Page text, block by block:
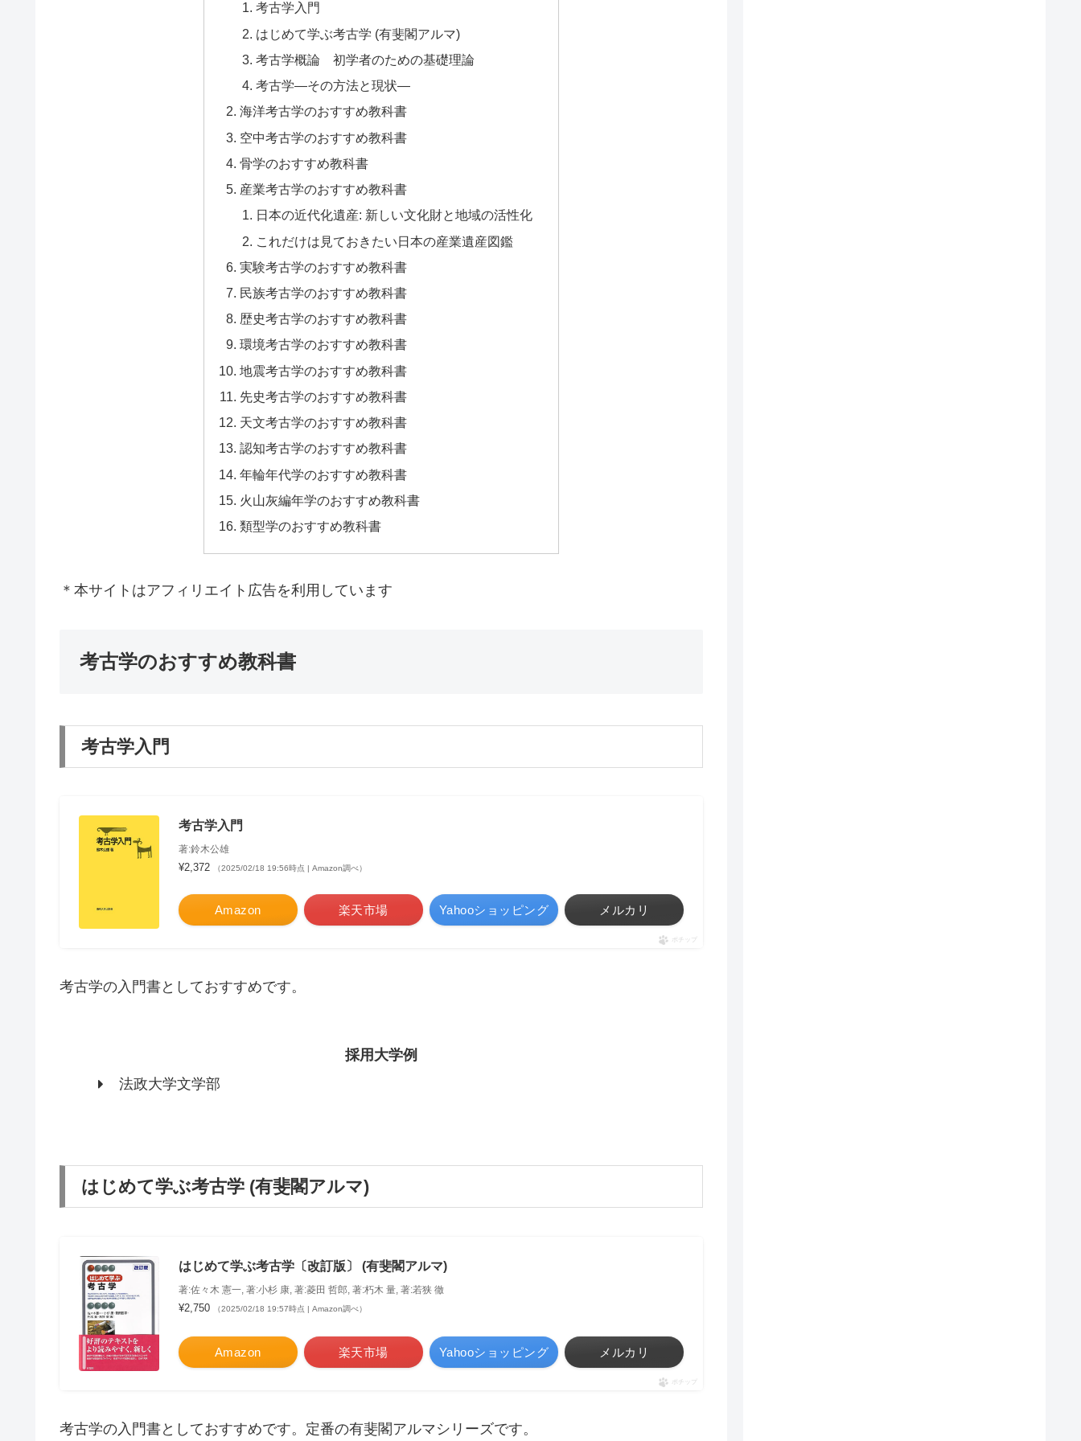
考古学入門
はじめて学ぶ考古学 (有斐閣アルマ)
考古学概論 初学者のための基礎理論
考古学―その方法と現状―
海洋考古学のおすすめ教科書
空中考古学のおすすめ教科書
骨学のおすすめ教科書
産業考古学のおすすめ教科書
日本の近代化遺産: 新しい文化財と地域の活性化
これだけは見ておきたい日本の産業遺産図鑑
実験考古学のおすすめ教科書
民族考古学のおすすめ教科書
歴史考古学のおすすめ教科書
環境考古学のおすすめ教科書
地震考古学のおすすめ教科書
先史考古学のおすすめ教科書
天文考古学のおすすめ教科書
認知考古学のおすすめ教科書
年輪年代学のおすすめ教科書
火山灰編年学のおすすめ教科書
類型学のおすすめ教科書
＊本サイトはアフィリエイト広告を利用しています
考古学のおすすめ教科書
考古学入門
考古学入門
著:鈴木公雄
¥2,372 （2025/02/18 19:56時点 | Amazon調べ）
Amazon 楽天市場 Yahooショッピング メルカリ
ポチップ
考古学の入門書としておすすめです。
採用大学例
法政大学文学部
はじめて学ぶ考古学 (有斐閣アルマ)
はじめて学ぶ考古学〔改訂版〕 (有斐閣アルマ)
著:佐々木 憲一, 著:小杉 康, 著:菱田 哲郎, 著:朽木 量, 著:若狭 徹
¥2,750 （2025/02/18 19:57時点 | Amazon調べ）
Amazon 楽天市場 Yahooショッピング メルカリ
ポチップ
考古学の入門書としておすすめです。定番の有斐閣アルマシリーズです。